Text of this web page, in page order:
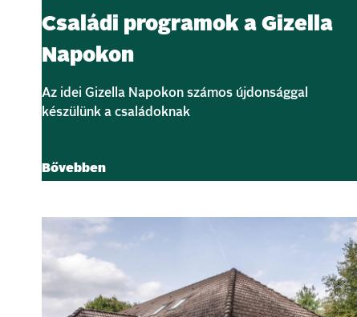
Családi programok a Gizella
Napokon
Az idei Gizella Napokon számos újdonsággal
készülünk a családoknak
Bővebben